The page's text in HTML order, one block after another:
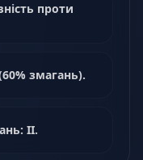
проти
змагань).
II.